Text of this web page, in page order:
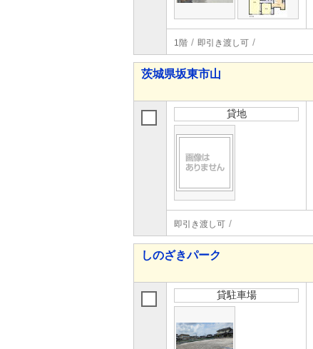
1階 即引き渡し可
茨城県坂東市山
貸地
即引き渡し可
しのざきパーク
貸駐車場